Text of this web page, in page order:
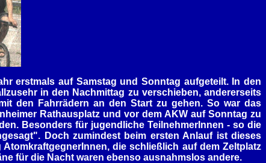
erstmals auf Samstag und Sonntag aufgeteilt. In den
in den Nachmittag zu verschieben, andererseits
den Fahrrädern an den Start zu gehen. So war das
Rathausplatz und vor dem AKW auf Sonntag zu
Besonders für jugendliche TeilnehmerInnen - so die
Doch zumindest beim ersten Anlauf ist dieses
die schließlich auf dem Zeltplatz
für die Nacht waren ebenso ausnahmslos andere.